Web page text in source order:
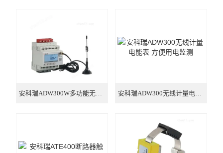
安科瑞ADW300W多功能无线物联网计量电能表 安科瑞ADW300无线计量电能表 方便用电监测